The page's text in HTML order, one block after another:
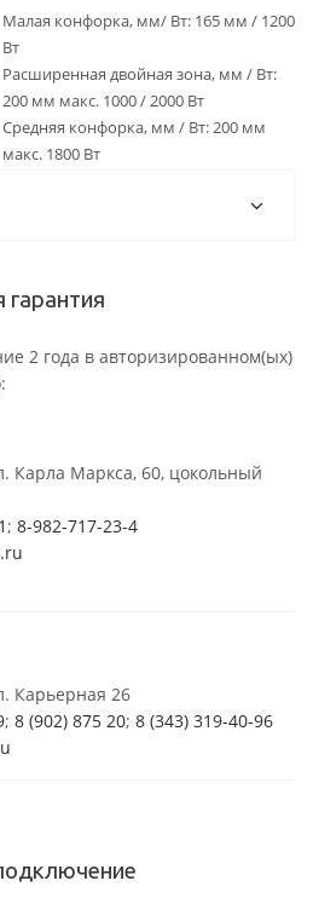
Малая конфорка, мм/ Вт: 165 мм / 1200
Вт
Расширенная двойная зона, мм / Вт:
200 мм макс. 1000 / 2000 Вт
Средняя конфорка, мм / Вт: 200 мм
макс. 1800 Вт
2 года в авторизированном(ых)
Карла Маркса, 60, цокольный
; 8-982-717-23-4
Карьерная 26
; 8 (902) 875 20; 8 (343) 319-40-96